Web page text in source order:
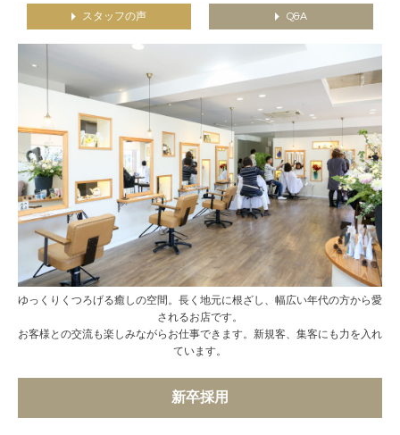
スタッフの声 Q&A
ゆっくりくつろげる癒しの空間。長く地元に根ざし、幅広い年代の方から愛
されるお店です。
お客様との交流も楽しみながらお仕事できます。新規客、集客にも力を入れ
ています。
新卒採用